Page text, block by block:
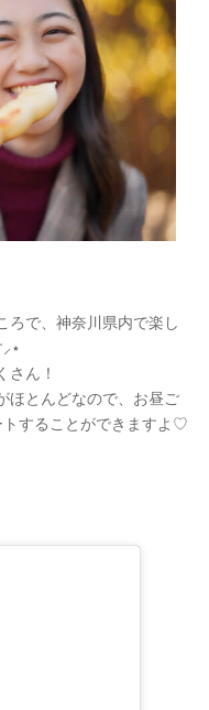
ろで、神奈川県内で楽し
さん！
ほとんどなので、お昼ご
することができますよ♡